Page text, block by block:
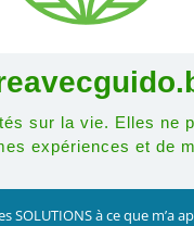
sur la vie. Elles
expériences et de
SOLUTIONS à ce que m’a